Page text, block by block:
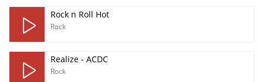
Rock n Roll Hot
Rock
Realize - ACDC
Rock